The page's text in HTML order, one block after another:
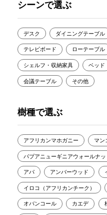
シーンで選ぶ
デスク ダイニングテーブル
テレビボード ローテーブル
シェルフ・収納家具 ベッド
会議テーブル その他
樹種で選ぶ
アフリカンマホガニー マン
パプアニューギニアウォールナッ
アパ アンバーウッド
イロコ（アフリカンチーク）
オバンコール カエデ